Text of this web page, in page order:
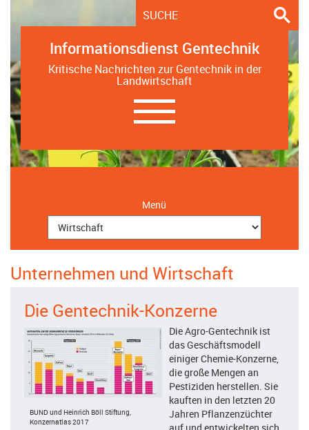
Informationsdienst Gentechnik
Kritische Nachrichten zur Gentechnik in der
Landwirtschaft
Navigation
ein-/ausblenden
Menü
Unternehmen und Wirtschaft
Die Gentechnik-Konzerne
BUND und Heinrich Böll Stiftung,
Konzernatlas 2017
Die Agro-Gentechnik ist
das Geschäftsmodell
einiger Chemie-Konzerne,
die große Mengen an
Pestiziden herstellen. Sie
kauften in den letzten 20
Jahren Pflanzenzüchter